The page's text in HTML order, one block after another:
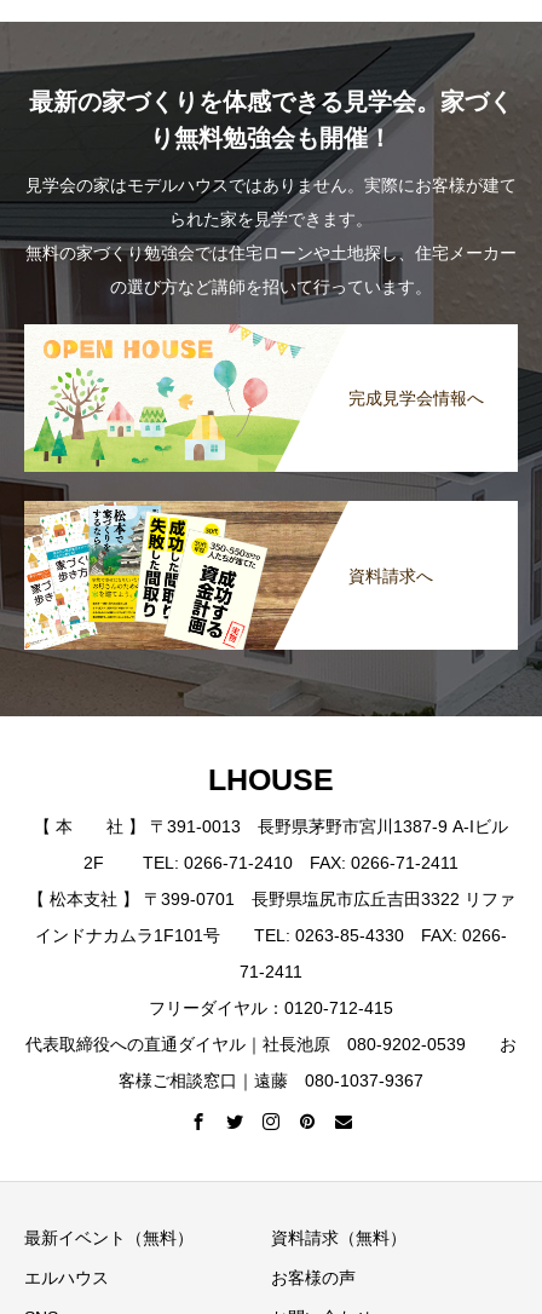
最新の家づくりを体感できる見学会。家づく
り無料勉強会も開催！
見学会の家はモデルハウスではありません。実際にお客様が建て
られた家を見学できます。
無料の家づくり勉強会では住宅ローンや土地探し、住宅メーカー
の選び方など講師を招いて行っています。
完成見学会情報へ
資料請求へ
LHOUSE
【 本 社 】 〒391-0013 長野県茅野市宮川1387-9 A-Iビル
2F TEL: 0266-71-2410 FAX: 0266-71-2411
【 松本支社 】 〒399-0701 長野県塩尻市広丘吉田3322 リファ
インドナカムラ1F101号 TEL: 0263-85-4330 FAX: 0266-
71-2411
フリーダイヤル：0120-712-415
代表取締役への直通ダイヤル｜社長池原 080-9202-0539 お
客様ご相談窓口｜遠藤 080-1037-9367
最新イベント（無料） 資料請求（無料）
エルハウス お客様の声